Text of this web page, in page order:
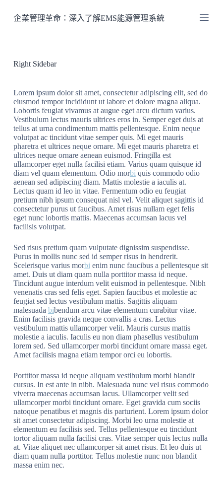
至
內
企業管理革命：深入了解EMS能源管理系統
Right Sidebar
Lorem ipsum dolor sit amet, consectetur adipiscing elit, sed do
eiusmod tempor incididunt ut labore et dolore magna aliqua.
Lobortis feugiat vivamus at augue eget arcu dictum varius.
Vestibulum lectus mauris ultrices eros in. Semper eget duis at
tellus at urna condimentum mattis pellentesque. Enim neque
volutpat ac tincidunt vitae semper quis. Mi eget mauris
pharetra et ultrices neque ornare. Mi eget mauris pharetra et
ultrices neque ornare aenean euismod. Fringilla est
ullamcorper eget nulla facilisi etiam. Varius quam quisque id
diam vel quam elementum. Odio morbi quis commodo odio
aenean sed adipiscing diam. Mattis molestie a iaculis at.
Lectus quam id leo in vitae. Fermentum odio eu feugiat
pretium nibh ipsum consequat nisl vel. Velit aliquet sagittis id
consectetur purus ut faucibus. Amet risus nullam eget felis
eget nunc lobortis mattis. Maecenas accumsan lacus vel
facilisis volutpat.
Sed risus pretium quam vulputate dignissim suspendisse.
Purus in mollis nunc sed id semper risus in hendrerit.
Scelerisque varius morbi enim nunc faucibus a pellentesque sit
amet. Duis ut diam quam nulla porttitor massa id neque.
Tincidunt augue interdum velit euismod in pellentesque. Nibh
venenatis cras sed felis eget. Sapien faucibus et molestie ac
feugiat sed lectus vestibulum mattis. Sagittis aliquam
malesuada bibendum arcu vitae elementum curabitur vitae.
Enim facilisis gravida neque convallis a cras. Lectus
vestibulum mattis ullamcorper velit. Mauris cursus mattis
molestie a iaculis. Iaculis eu non diam phasellus vestibulum
lorem sed. Sed ullamcorper morbi tincidunt ornare massa eget.
Amet facilisis magna etiam tempor orci eu lobortis.
Porttitor massa id neque aliquam vestibulum morbi blandit
cursus. In est ante in nibh. Malesuada nunc vel risus commodo
viverra maecenas accumsan lacus. Ullamcorper velit sed
ullamcorper morbi tincidunt ornare. Eget gravida cum sociis
natoque penatibus et magnis dis parturient. Lorem ipsum dolor
sit amet consectetur adipiscing. Morbi leo urna molestie at
elementum eu facilisis sed. Tellus pellentesque eu tincidunt
tortor aliquam nulla facilisi cras. Vitae semper quis lectus nulla
at. Vitae aliquet nec ullamcorper sit amet risus. Et leo duis ut
diam quam nulla porttitor. Tellus molestie nunc non blandit
massa enim nec.